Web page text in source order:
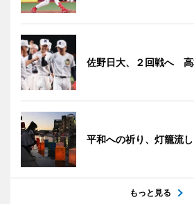
佐野日大、２回戦へ
平和への祈り、灯籠流
もっと見る